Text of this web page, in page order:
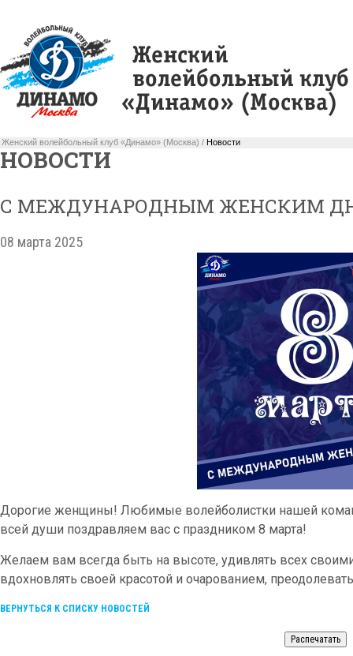
Женский волейбольный клуб «Динамо» (Москва) / Новости
НОВОСТИ
С МЕЖДУНАРОДНЫМ ЖЕНСКИМ
08 марта 2025
Дорогие женщины! Любимые волейболистки нашей
всей души поздравляем вас с праздником 8 марта!
Желаем вам всегда быть на высоте, удивлять всех
вдохновлять своей красотой и очарованием,
ВЕРНУТЬСЯ К СПИСКУ НОВОСТЕЙ